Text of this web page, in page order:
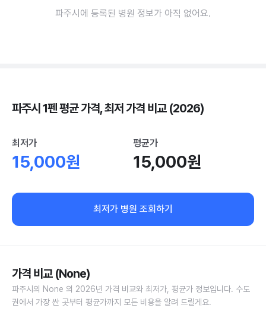
파주시에 등록된 병원 정보가 아직 없어요.
파주시 1펜 평균 가격, 최저 가격 비교 (2026)
최저가
15,000원
평균가
15,000원
최저가 병원 조회하기
가격 비교 (None)
파주시의 None 의 2026년 가격 비교와 최저가, 평균가 정보입니다. 수도
권에서 가장 싼 곳부터 평균가까지 모든 비용을 알려 드릴게요.